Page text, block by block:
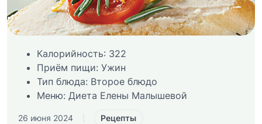
Калорийность: 322
Приём пищи: Ужин
Тип блюда: Второе блюдо
Меню: Диета Елены Малышевой
26 июня 2024 Рецепты